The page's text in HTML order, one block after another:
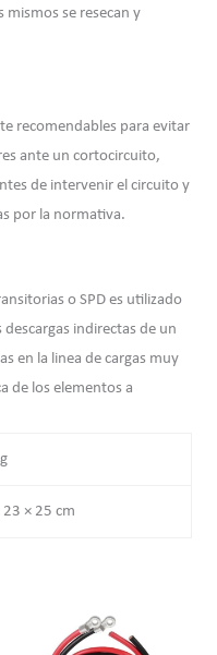
se resecan y
recomendables para evitar
ante un cortocircuito,
de intervenir el circuito y
por la normativa.
o SPD es utilizado
indirectas de un
en la linea de cargas muy
de los elementos a
23 × 25 cm